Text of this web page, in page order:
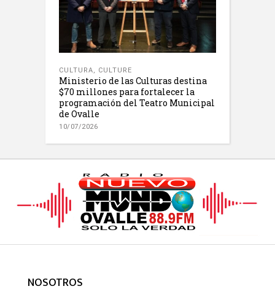
CULTURA, CULTURE
Ministerio de las Culturas destina
$70 millones para fortalecer la
programación del Teatro Municipal
de Ovalle
10/07/2026
NOSOTROS